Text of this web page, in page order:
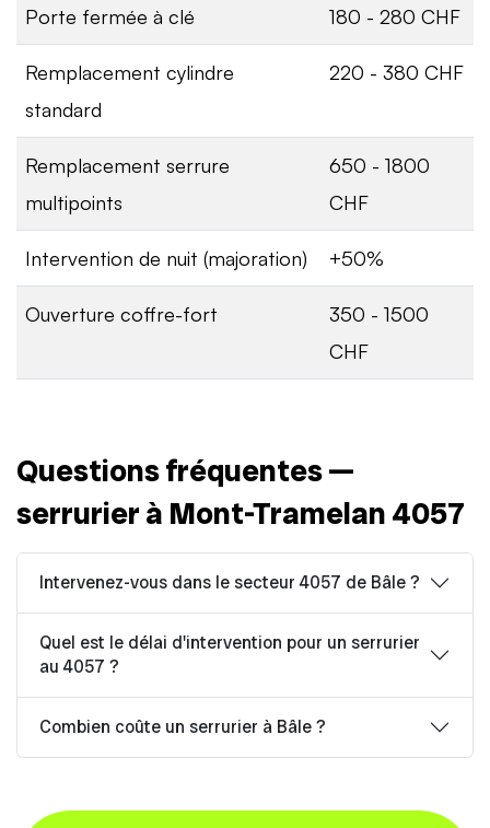
Porte fermée à clé 180 - 280 CHF
Remplacement cylindre
standard
220 - 380 CHF
Remplacement serrure
multipoints
650 - 1800
CHF
Intervention de nuit (majoration) +50%
Ouverture coffre-fort
350 - 1500
CHF
Questions fréquentes —
serrurier à Mont-Tramelan 4057
Intervenez-vous dans le secteur 4057 de Bâle ?
Quel est le délai d'intervention pour un serrurier
au 4057 ?
Combien coûte un serrurier à Bâle ?